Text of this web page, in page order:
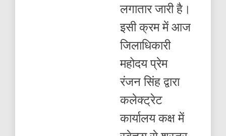
लगातार जारी है।
इसी क्रम में आज
जिलाधिकारी
महोदय प्रेम
रंजन सिंह द्वारा
कलेक्ट्रेट
कार्यालय कक्ष में